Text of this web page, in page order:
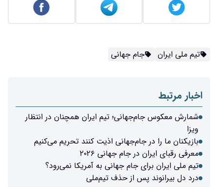
تیم ملی ایران جام جهانی
اخبار مرتبط
شمارش معکوس جام‌جهانی؛ تیم ایران همچنان در انتظار
ویزا
بازیکنان ما را در جام‌جهانی اذیت کنند تحریم می‌کنیم
معرفی رقبای ایران در جام جهانی ۲۰۲۶
تیم ملی ایران برای جام جهانی به آمریکا نمی‌رود؟
درد دل بیرانوند پس از حذف تیم‌ملی